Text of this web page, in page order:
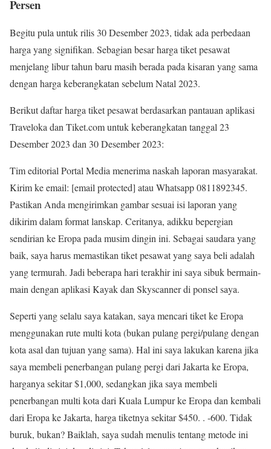
Persen
Begitu pula untuk rilis 30 Desember 2023, tidak ada perbedaan
harga yang signifikan. Sebagian besar harga tiket pesawat
menjelang libur tahun baru masih berada pada kisaran yang sama
dengan harga keberangkatan sebelum Natal 2023.
Berikut daftar harga tiket pesawat berdasarkan pantauan aplikasi
Traveloka dan Tiket.com untuk keberangkatan tanggal 23
Desember 2023 dan 30 Desember 2023:
Tim editorial Portal Media menerima naskah laporan masyarakat.
Kirim ke email: [email protected] atau Whatsapp 0811892345.
Pastikan Anda mengirimkan gambar sesuai isi laporan yang
dikirim dalam format lanskap. Ceritanya, adikku bepergian
sendirian ke Eropa pada musim dingin ini. Sebagai saudara yang
baik, saya harus memastikan tiket pesawat yang saya beli adalah
yang termurah. Jadi beberapa hari terakhir ini saya sibuk bermain-
main dengan aplikasi Kayak dan Skyscanner di ponsel saya.
Seperti yang selalu saya katakan, saya mencari tiket ke Eropa
menggunakan rute multi kota (bukan pulang pergi/pulang dengan
kota asal dan tujuan yang sama). Hal ini saya lakukan karena jika
saya membeli penerbangan pulang pergi dari Jakarta ke Eropa,
harganya sekitar $1,000, sedangkan jika saya membeli
penerbangan multi kota dari Kuala Lumpur ke Eropa dan kembali
dari Eropa ke Jakarta, harga tiketnya sekitar $450. . -600. Tidak
buruk, bukan? Baiklah, saya sudah menulis tentang metode ini